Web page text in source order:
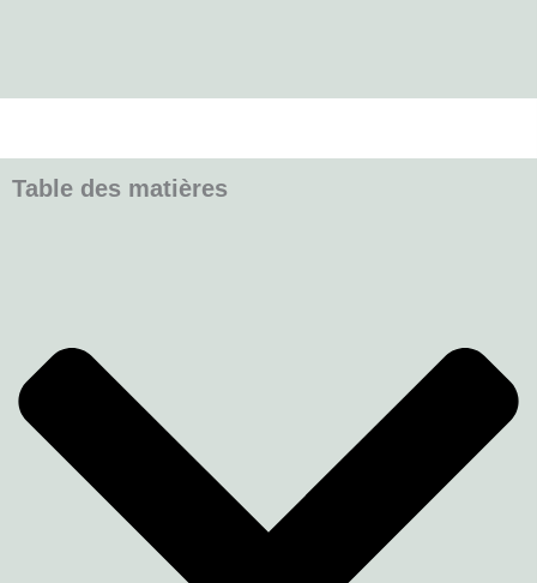
Table des matières